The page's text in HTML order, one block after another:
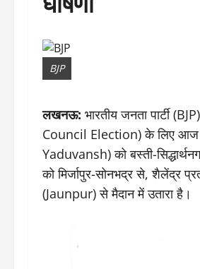
BJP
लखनऊ: भारतीय जनता पार्टी
Council Election) के लिए आज
Yaduvansh) को बस्ती-
को मिर्जापुर-सोनभद्र से, शैलेंद्र
(Jaunpur) से मैदान में उतारा है।